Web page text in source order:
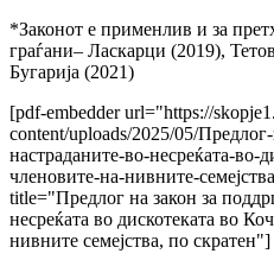
*Законот е применлив и за
граѓани– Ласкарци (2019),
Бугарија (2021)
[pdf-embedder url="https://
content/uploads/2025/05/
настраданите-во-несреќата-во-
членовите-на-нивните-
title="Предлог на закон за
несреќата во дискотеката во
нивните семејства, по скратен"]